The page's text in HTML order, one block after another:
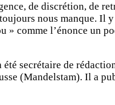
de discrétion, de
nous manque. Il
comme l’énonce un
été secrétaire de
(Mandelstam). Il a